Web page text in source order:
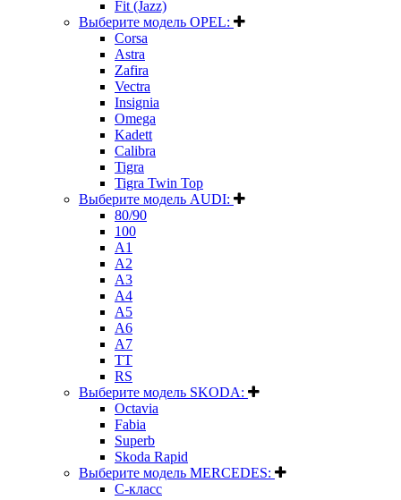
Fit (Jazz)
Выберите модель OPEL:
Corsa
Astra
Zafira
Vectra
Insignia
Omega
Kadett
Calibra
Tigra
Tigra Twin Top
Выберите модель AUDI:
80/90
100
A1
A2
A3
A4
A5
A6
A7
TT
RS
Выберите модель SKODA:
Octavia
Fabia
Superb
Skoda Rapid
Выберите модель MERCEDES:
C-класс